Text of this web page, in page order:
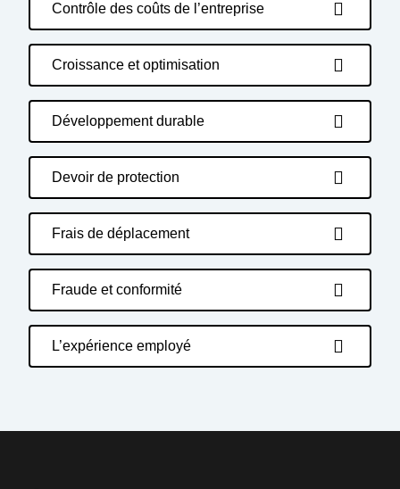
Contrôle des coûts de l’entreprise
Croissance et optimisation
Développement durable
Devoir de protection
Frais de déplacement
Fraude et conformité
L’expérience employé